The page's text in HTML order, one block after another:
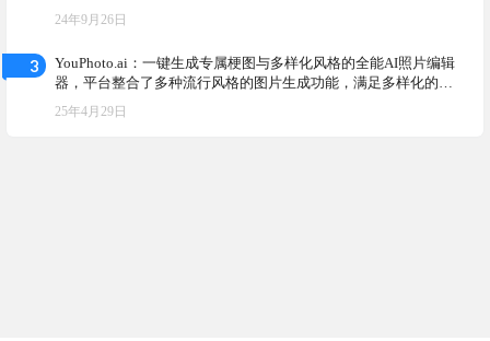
24年9月26日
3
YouPhoto.ai：一键生成专属梗图与多样化风格的全能AI照片编辑
器，平台整合了多种流行风格的图片生成功能，满足多样化的需
25年4月29日